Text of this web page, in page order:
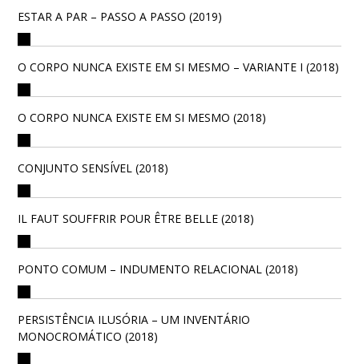
ESTAR A PAR – PASSO A PASSO (2019)
O CORPO NUNCA EXISTE EM SI MESMO – VARIANTE I (2018)
O CORPO NUNCA EXISTE EM SI MESMO (2018)
CONJUNTO SENSÍVEL (2018)
IL FAUT SOUFFRIR POUR ÊTRE BELLE (2018)
PONTO COMUM – INDUMENTO RELACIONAL (2018)
PERSISTÊNCIA ILUSÓRIA – UM INVENTÁRIO
MONOCROMÁTICO (2018)